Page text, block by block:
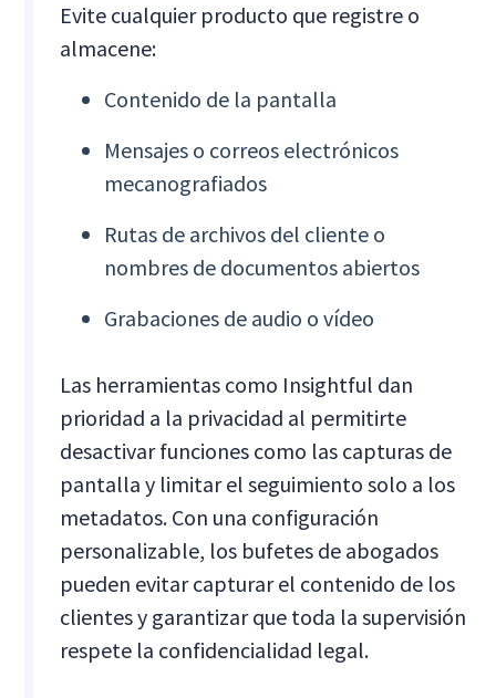
Evite cualquier producto que registre o
almacene:
Contenido de la pantalla
Mensajes o correos electrónicos
mecanografiados
Rutas de archivos del cliente o
nombres de documentos abiertos
Grabaciones de audio o vídeo
Las herramientas como Insightful dan
prioridad a la privacidad al permitirte
desactivar funciones como las capturas de
pantalla y limitar el seguimiento solo a los
metadatos. Con una configuración
personalizable, los bufetes de abogados
pueden evitar capturar el contenido de los
clientes y garantizar que toda la supervisión
respete la confidencialidad legal.